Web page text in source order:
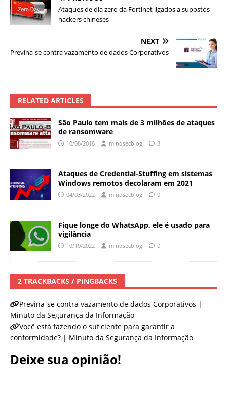
Ataques de dia zero da Fortinet ligados a supostos
hackers chineses
NEXT
Previna-se contra vazamento de dados Corporativos
RELATED ARTICLES
São Paulo tem mais de 3 milhões de ataques
de ransomware
10/08/2018 mindsecblog 3
Ataques de Credential-Stuffing em sistemas
Windows remotos decolaram em 2021
04/03/2022 mindsecblog 0
Fique longe do WhatsApp, ele é usado para
vigilância
10/10/2022 mindsecblog 0
2 TRACKBACKS / PINGBACKS
Previna-se contra vazamento de dados Corporativos |
Minuto da Segurança da Informação
Você está fazendo o suficiente para garantir a
conformidade? | Minuto da Segurança da Informação
Deixe sua opinião!